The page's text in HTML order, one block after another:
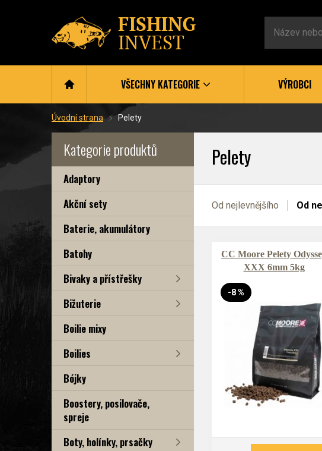
VŠECHNY KATEGORIE VÝROBCI
Úvodní strana Pelety
Kategorie produktů
Adaptory
Akční sety
Baterie, akumulátory
Batohy
Bivaky a přístřešky
Bižuterie
Boilie mixy
Boilies
Bójky
Boostery, posilovače,
spreje
Boty, holínky, prsačky
Pelety
Od nejlevnějšího Od
CC Moore Pelety
XXX 6mm 5kg
-8 %